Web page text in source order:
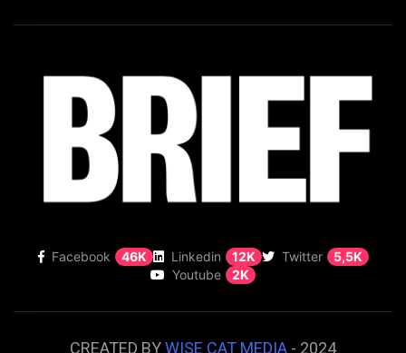
Facebook 46K Linkedin 12K Twitter
5,5K
Youtube
2K
CREATED BYWISE CAT MEDIA - 2024